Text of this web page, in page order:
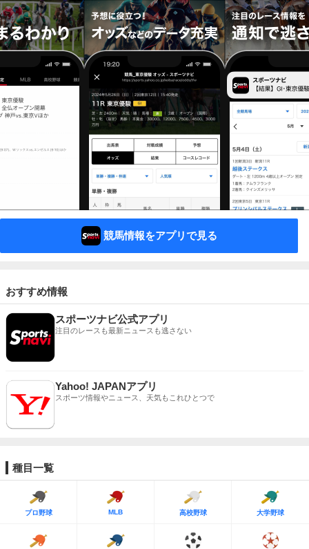
競馬情報をアプリで見る
おすすめ情報
スポーツナビ公式アプリ
注目のレースも最新ニュースも逃さない
Yahoo! JAPANアプリ
スポーツ情報やニュース、天気もこれひとつで
種目一覧
プロ野球 MLB 高校野球 大学野球